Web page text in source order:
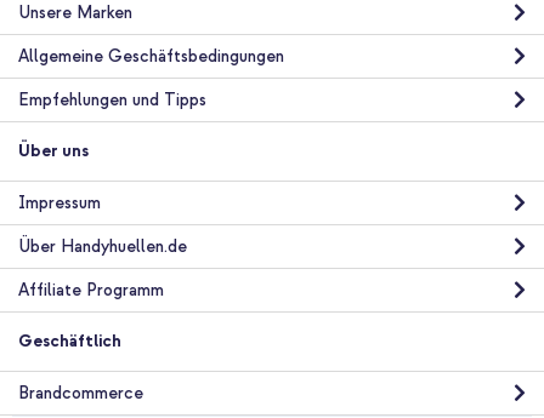
Unsere Marken
Allgemeine Geschäftsbedingungen
Empfehlungen und Tipps
Über uns
Impressum
Über Handyhuellen.de
Affiliate Programm
Geschäftlich
Brandcommerce